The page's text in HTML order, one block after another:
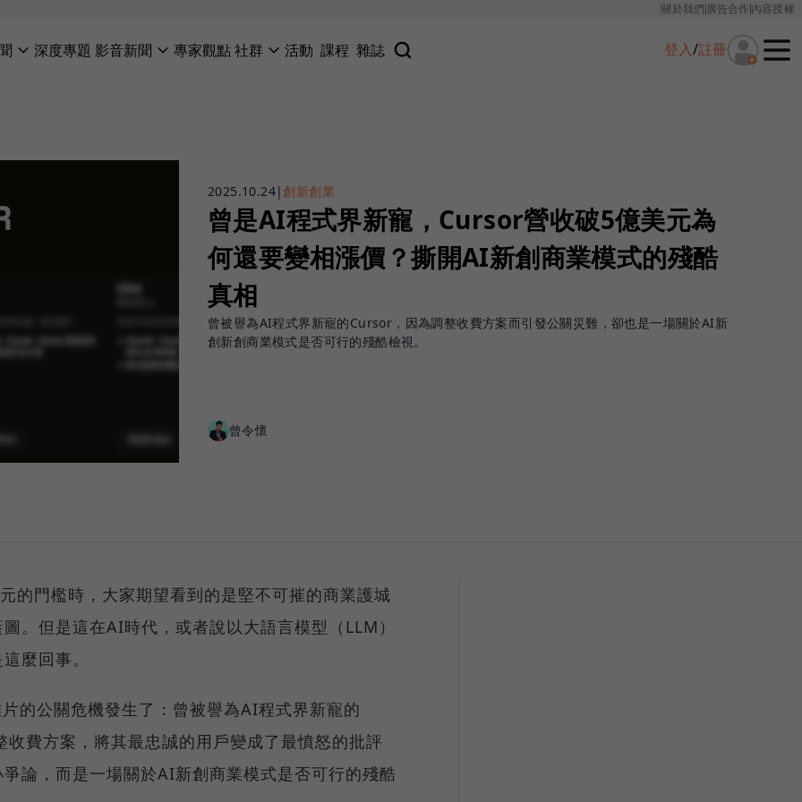
關於我們廣告合作內容授權
深度專題 影音新聞 專家觀點社群 活動 課程 雜誌 登入/註冊
2025.10.24|創新創業
曾是AI程式界新寵，Cursor營收破5億美元為
何還要變相漲價？撕開AI新創商業模式的殘酷
真相
曾被譽為AI程式界新寵的Cursor，因為調整收費方案而引發公關災難，卻也是一場關於AI新
創新創商業模式是否可行的殘酷檢視。
曾令懷
的門檻時，大家期望看到的是堅不可摧的商業護城
。但是這在AI時代，或者說以大語言模型（LLM）
麼回事。
的公關危機發生了：曾被譽為AI程式界新寵的
費方案，將其最忠誠的用戶變成了最憤怒的批評
論，而是一場關於AI新創商業模式是否可行的殘酷